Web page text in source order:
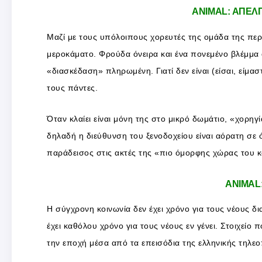
ANIMAL:
Μαζί με τους υπόλοιπους χορευτές της ομάδα της
μεροκάματο. Φρούδα όνειρα και ένα πονεμένο
«διασκέδαση» πληρωμένη. Γιατί δεν είναι (είσαι,
τους πάντες.
Όταν κλαίει είναι μόνη της στο μικρό δωμάτιο,
δηλαδή η διεύθυνση του ξενοδοχείου είναι αόρατη σε
παράδεισος στις ακτές της «πιο όμορφης χώρας του
Η σύγχρονη κοινωνία δεν έχει χρόνο για τους νέους
έχει καθόλου χρόνο για τους νέους εν γένει.
την εποχή μέσα από τα επεισόδια της ελληνικής